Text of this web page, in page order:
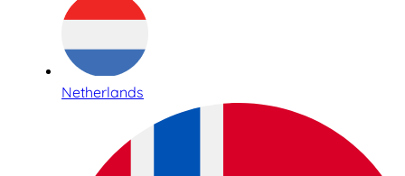
Netherlands